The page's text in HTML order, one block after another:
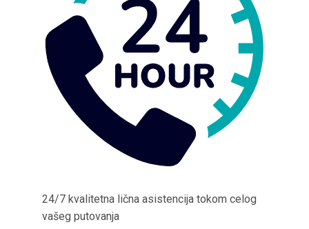
24/7 kvalitetna lična asistencija tokom celog
vašeg putovanja